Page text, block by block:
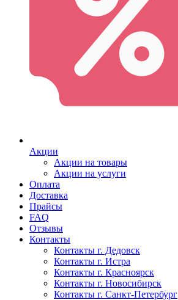
Акции
Акции на товары
Акции на услуги
Оплата
Доставка
Прайсы
FAQ
Отзывы
Контакты
Контакты г. Дедовск
Контакты г. Истра
Контакты г. Красноярск
Контакты г. Новосибирск
Контакты г. Санкт-Петербург